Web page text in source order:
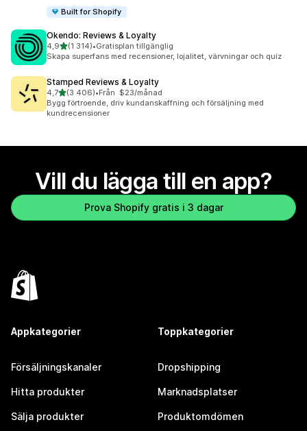
Built for Shopify
Okendo: Reviews & Loyalty
4,9av 5 stjärnor
(1 314)
1314 recensioner totalt
•Gratisplan tillgänglig
Skapa superfans med recensioner, lojalitet, värvningar och quiz
Stamped Reviews & Loyalty
4,7av 5 stjärnor
(3 406)
3406 recensioner totalt
•Från $23/månad
Bygg förtroende, driv kundanskaffning och försäljning med
kundrecensioner
Vill du lägga till en app?
Prova Shopify gratis i 3 dagar
Appkategorier
Försäljningskanaler
Hitta produkter
Sälja produkter
Toppkategorier
Dropshipping
Marknadsplatser
Produktomdömen